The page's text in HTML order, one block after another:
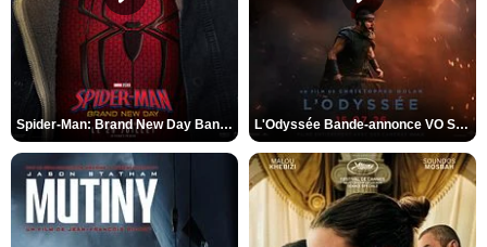
Spider-Man: Brand New Day Bande-annonce VO STFR L'Odyssée Bande-annonce VO STFR